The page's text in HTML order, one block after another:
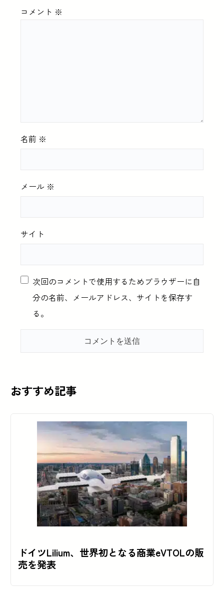
コメント ※
名前 ※
メール ※
サイト
次回のコメントで使用するためブラウザーに自
分の名前、メールアドレス、サイトを保存す
る。
おすすめ記事
ドイツLilium、世界初となる商業eVTOLの販
売を発表